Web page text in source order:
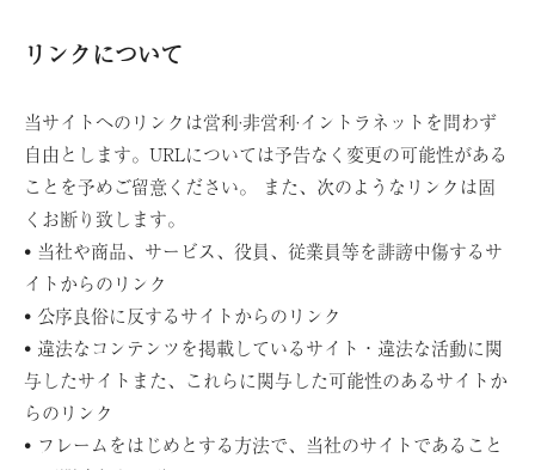
リンクについて
当サイトへのリンクは営利·非営利·イントラネットを問わず
自由とします。URLについては予告なく変更の可能性がある
ことを予めご留意ください。 また、次のようなリンクは固
くお断り致します。
• 当社や商品、サービス、役員、従業員等を誹謗中傷するサ
イトからのリンク
• 公序良俗に反するサイトからのリンク
• 違法なコンテンツを掲載しているサイト・違法な活動に関
与したサイトまた、これらに関与した可能性のあるサイトか
らのリンク
• フレームをはじめとする方法で、当社のサイトであること